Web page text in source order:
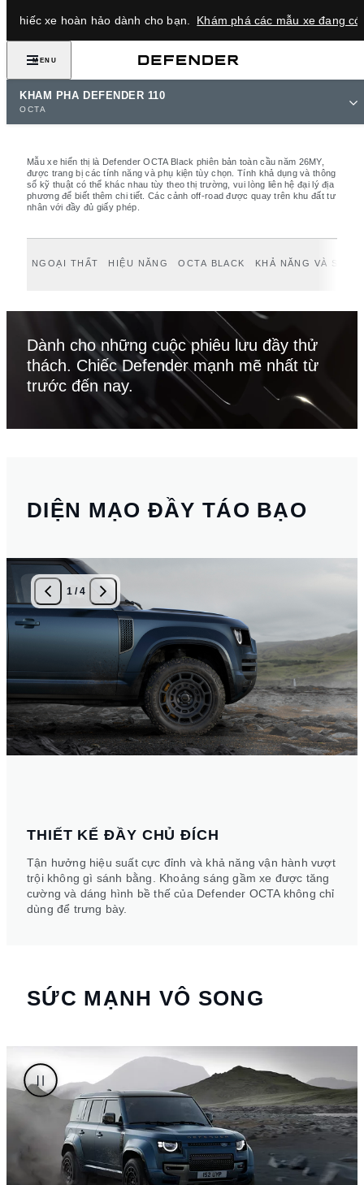
chiếc xe hoàn hảo dành cho bạn. Khám phá các mẫu xe đang có
MENU
KHÁM PHÁ DEFENDER 110
OCTA
Mẫu xe hiển thị là Defender OCTA Black phiên bản toàn cầu năm 26MY,
được trang bị các tính năng và phụ kiện tùy chọn. Tính khả dụng và thông
số kỹ thuật có thể khác nhau tùy theo thị trường, vui lòng liên hệ đại lý địa
phương để biết thêm chi tiết. Các cảnh off-road được quay trên khu đất tư
nhân với đầy đủ giấy phép.
NGOẠI THẤT HIỆU NĂNG OCTA BLACK KHẢ NĂNG VÀ SỰ
Dành cho những cuộc phiêu lưu đầy thử
thách. Chiếc Defender mạnh mẽ nhất từ
trước đến nay.
DIỆN MẠO ĐẦY TÁO BẠO
THIẾT KẾ ĐẦY CHỦ ĐÍCH
Tận hưởng hiệu suất cực đỉnh và khả năng vận hành vượt
trội không gì sánh bằng. Khoảng sáng gầm xe được tăng
cường và dáng hình bề thế của Defender OCTA không chỉ
dùng để trưng bày.
1/4
SỨC MẠNH VÔ SONG